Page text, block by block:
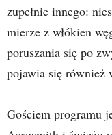
zupełnie innego:
mierze z włókien
poruszania się po
pojawia się również
Gościem programu